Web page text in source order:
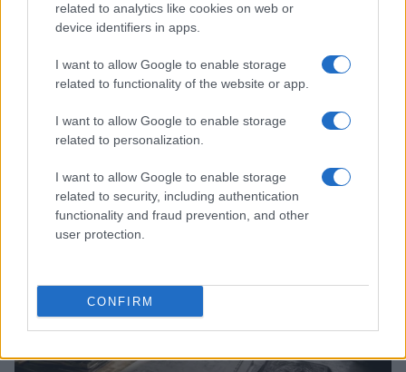
related to analytics like cookies on web or
device identifiers in apps.
I want to allow Google to enable storage
related to functionality of the website or app.
I want to allow Google to enable storage
related to personalization.
I want to allow Google to enable storage
related to security, including authentication
functionality and fraud prevention, and other
user protection.
CONFIRM
Boom del settore tech italiano: 652 milioni in venture
capital nel primo semestre 2026
NERD NEWS